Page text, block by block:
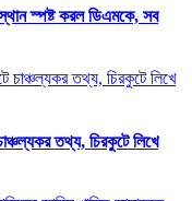
স্পষ্ট করল ডিএমকে, সব
তথ্য, চিরকুটে লিখে